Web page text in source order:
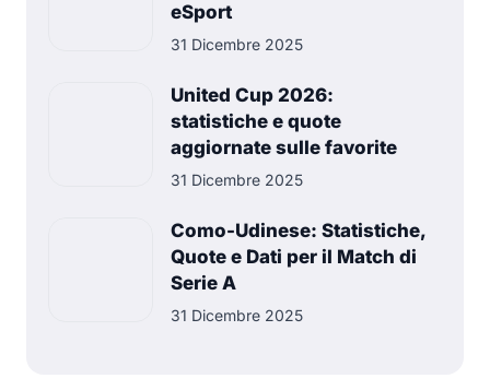
eSport
31 Dicembre 2025
United Cup 2026:
statistiche e quote
aggiornate sulle favorite
31 Dicembre 2025
Como-Udinese: Statistiche,
Quote e Dati per il Match di
Serie A
31 Dicembre 2025